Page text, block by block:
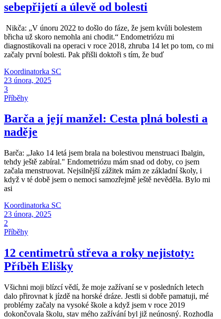
sebepřijetí a úlevě od bolesti
Nikča: „V únoru 2022 to došlo do fáze, že jsem kvůli bolestem
břicha už skoro nemohla ani chodit.“ Endometriózu mi
diagnostikovali na operaci v roce 2018, zhruba 14 let po tom, co mi
začaly první bolesti. Pak přišli doktoři s tím, že buď
Koordinatorka SC
23 února, 2025
3
Příběhy
Barča a její manžel: Cesta plná bolesti a
naděje
Barča: „Jako 14 letá jsem brala na bolestivou menstruaci Ibalgin,
tehdy ještě zabíral." Endometriózu mám snad od doby, co jsem
začala menstruovat. Nejsilnější zážitek mám ze základní školy, i
když v té době jsem o nemoci samozřejmě ještě nevěděla. Bylo mi
asi
Koordinatorka SC
23 února, 2025
2
Příběhy
12 centimetrů střeva a roky nejistoty:
Příběh Elišky
Všichni moji blízcí vědí, že moje zažívaní se v posledních letech
dalo přirovnat k jízdě na horské dráze. Jestli si dobře pamatuji, mé
problémy začaly na vysoké škole a když jsem v roce 2019
dokončovala školu, stav mého zažívání byl již neúnosný. Rozhodla